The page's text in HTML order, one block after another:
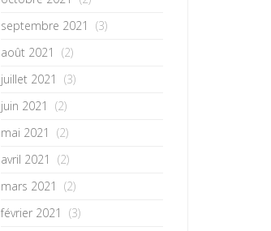
septembre 2021
(3)
août 2021
(2)
juillet 2021
(3)
juin 2021
(2)
mai 2021
(2)
avril 2021
(2)
mars 2021
(2)
février 2021
(3)